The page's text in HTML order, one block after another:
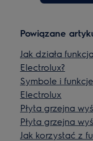
Powiązane
Jak działa
Electrolux?
Symbole i
Electrolux
Płyta grzejna
Płyta grzejna
Jak korzystać z